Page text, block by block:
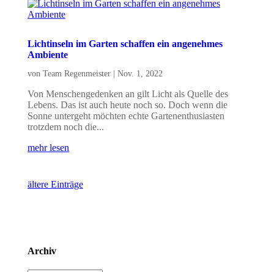
Lichtinseln im Garten schaffen ein angenehmes
Ambiente
von Team Regenmeister| Nov. 1, 2022
Von Menschengedenken an gilt Licht als Quelle des
Lebens. Das ist auch heute noch so. Doch wenn die
Sonne untergeht möchten echte Gartenenthusiasten
trotzdem noch die...
mehr lesen
ältere Einträge
Archiv